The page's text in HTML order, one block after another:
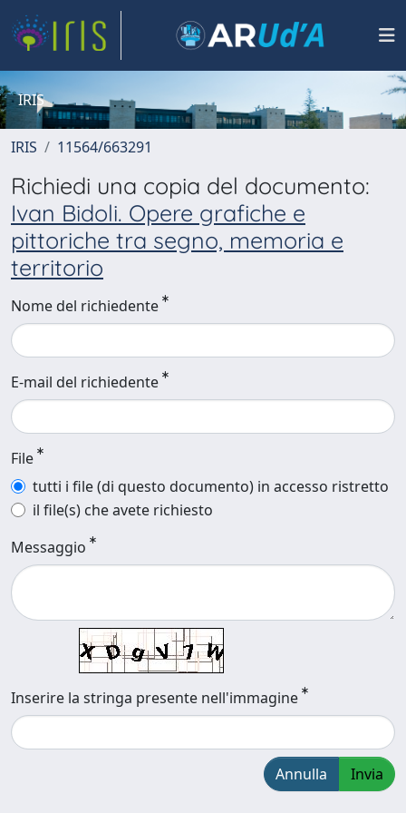
IRIS
IRIS 11564/663291
Richiedi una copia del documento:
Ivan Bidoli. Opere grafiche e
pittoriche tra segno, memoria e
territorio
Nome del richiedente
E-mail del richiedente
File
tutti i file (di questo documento) in accesso ristretto
il file(s) che avete richiesto
Messaggio
Inserire la stringa presente nell'immagine
Annulla Invia